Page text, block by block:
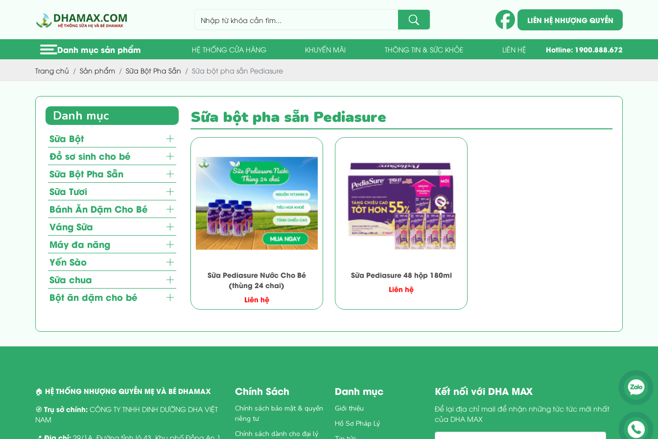
LIÊN HỆ NHƯỢNG QUYỀN
Danh mục sản phẩm HỆ THỐNG CỬA HÀNG KHUYẾN MÃI THÔNG TIN & SỨC KHỎE LIÊN HỆ Hotline: 1900.888.672
Trang chủ Sản phẩm Sữa Bột Pha Sẵn Sữa bột pha sẵn Pediasure
Danh mục
Sữa Bột
Đồ sơ sinh cho bé
Sữa Bột Pha Sẵn
Sữa Tươi
Bánh Ăn Dặm Cho Bé
Váng Sữa
Máy đa năng
Yến Sào
Sữa chua
Bột ăn dặm cho bé
Sữa bột pha sẵn Pediasure
Sữa Pediasure Nước Cho Bé
(thùng 24 chai)
Liên hệ
Sữa Pediasure 48 hộp 180ml
Liên hệ
🏠 HỆ THỐNG NHƯỢNG QUYỀN MẸ VÀ BÉ DHAMAX
🧭 Trụ sở chính: CÔNG TY TNHH DINH DƯỠNG DHA VIỆT
NAM
Chính Sách
Chính sách bảo mật & quyền
riêng tư
Chính sách dành cho đại lý
Danh mục
Giới thiệu
Hồ Sơ Pháp Lý
Kết nối với DHA MAX
Để lại địa chỉ mail để nhận những tức tức mới nhất
của DHA MAX